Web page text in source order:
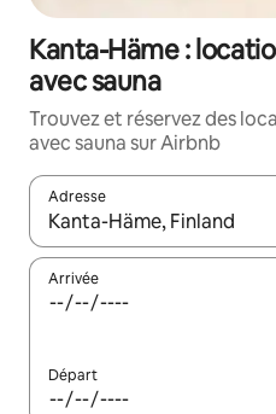
Kanta-Häme :
avec sauna
Trouvez et réservez des
avec sauna sur Airbnb
Adresse
Lorsque les résultats
Arrivée
Départ